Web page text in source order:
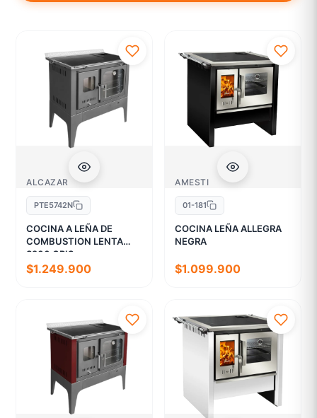
ALCAZAR
PTE5742N
COCINA A LEÑA DE
COMBUSTION LENTA
S900 GRIS
$1.249.900
AMESTI
01-181
COCINA LEÑA ALLEGRA
NEGRA
$1.099.900